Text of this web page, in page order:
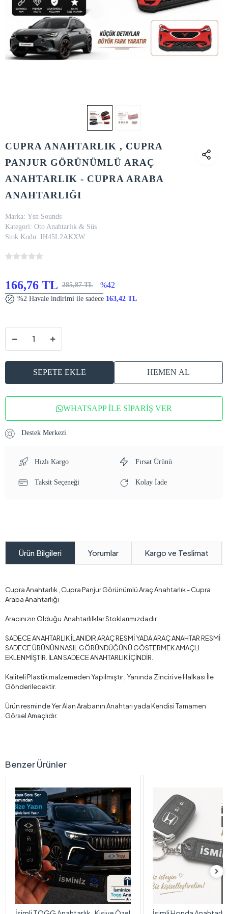
CUPRA ANAHTARLIK , CUPRA
PANJUR GÖRÜNÜMLÜ ARAÇ
ANAHTARLIK - CUPRA ARABA
ANAHTARLIĞI
Marka: Ysn Sounds
Kategori: Oto Anahtarlık & Süs
Stok Kodu: IH45L2AKXW
166,76 TL 285,87 TL %42
%2 Havale indirimi ile sadece 163,42 TL
SEPETE EKLE HEMEN AL
WHATSAPP İLE SİPARİŞ VER
Destek Merkezi
Hızlı Kargo Fırsat Ürünü
Taksit Seçeneği Kolay İade
Ürün Bilgileri Yorumlar Kargo ve Teslimat
Cupra Anahtarlık , Cupra Panjur Görünümlü Araç Anahtarlık - Cupra
Araba Anahtarlığı
Aracınızın Olduğu Anahtarlılklar Stoklarımızdadır.
SADECE ANAHTARLIK İLANIDIR ARAÇ RESMİ YADA ARAÇ ANAHTAR RESMİ
SADECE ÜRÜNÜN NASIL GÖRÜNDÜĞÜNÜ GÖSTERMEK AMAÇLI
EKLENMİŞTİR. İLAN SADECE ANAHTARLIK İÇİNDİR.
Kaliteli Plastik malzemeden Yapılmıştır , Yanında Zinciri ve Halkası İle
Gönderilecektir.
Ürün resminde Yer Alan Arabanın Anahtarı yada Kendisi Tamamen
Görsel Amaçlıdır.
Benzer Ürünler